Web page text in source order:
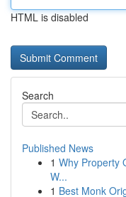
HTML is disabled
Search
Published News
1 Why Property
W...
1 Best Monk